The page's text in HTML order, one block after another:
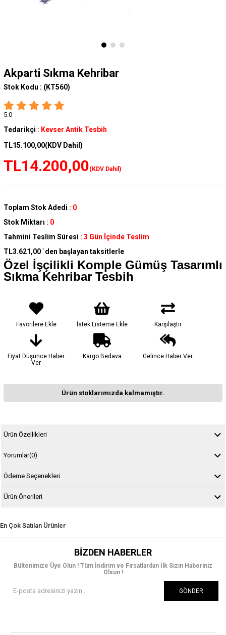
Akparti Sıkma Kehribar
Stok Kodu : (KT560)
5.0
Tedarikçi : Kevser Antik Tesbih
TL15.100,00(KDV Dahil)
TL14.200,00(KDV Dahil)
Toplam Stok Adedi : 0
Stok Miktarı : 0
Tahmini Teslim Süresi : 3 Gün İçinde Teslim
TL3.621,00 `den başlayan taksitlerle
Özel İşçilikli Komple Gümüş Tasarımlı
Sıkma Kehribar Tesbih
Favorilere Ekle İstek Listeme Ekle Karşılaştır
Fiyat Düşünce Haber
Ver
Kargo Bedava Gelince Haber Ver
Ürün stoklarımızda kalmamıştır.
Ürün Özellikleri
Yorumlar(0)
Ödeme Seçenekleri
Ürün Önerileri
En Çok Satılan Ürünler
BIZDEN HABERLER
Bültenimize Üye Olun ! Tüm İndirim ve Fırsatlardan İlk Sizin Haberiniz
Olsun !
GÖNDER